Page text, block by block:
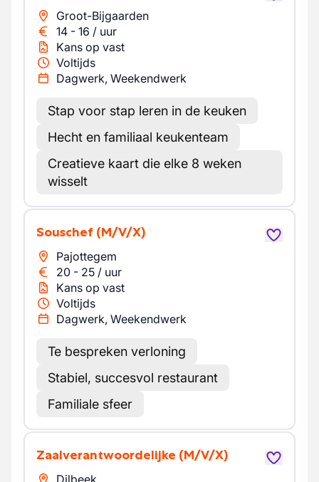
Groot-Bijgaarden
14 - 16 / uur
Kans op vast
Voltijds
Dagwerk, Weekendwerk
Stap voor stap leren in de keuken
Hecht en familiaal keukenteam
Creatieve kaart die elke 8 weken
wisselt
Souschef (M/V/X)
Pajottegem
20 - 25 / uur
Kans op vast
Voltijds
Dagwerk, Weekendwerk
Te bespreken verloning
Stabiel, succesvol restaurant
Familiale sfeer
Zaalverantwoordelijke (M/V/X)
Dilbeek